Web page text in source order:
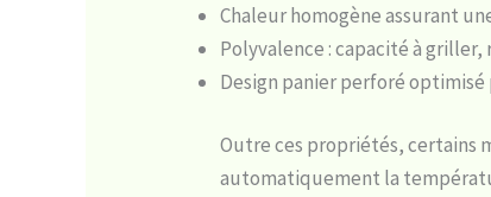
Chaleur homogène assurant
Polyvalence : capacité à
Design panier perforé
Outre ces propriétés, certains
automatiquement la